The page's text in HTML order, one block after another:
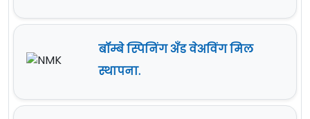
बॉम्बे स्पिनिंग अँड वेअविंग मिल
स्थापना.